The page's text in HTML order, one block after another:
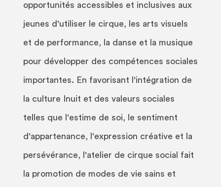
opportunités accessibles et inclusives aux
jeunes d'utiliser le cirque, les arts visuels
et de performance, la danse et la musique
pour développer des compétences sociales
importantes. En favorisant l'intégration de
la culture Inuit et des valeurs sociales
telles que l'estime de soi, le sentiment
d'appartenance, l'expression créative et la
persévérance, l'atelier de cirque social fait
la promotion de modes de vie sains et